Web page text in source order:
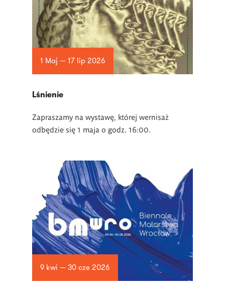
1 Maj — 17 lip 2026
Lśnienie
Zapraszamy na wystawę, której wernisaż
odbędzie się 1 maja o godz. 16:00.
9 kwi — 30 cze 2026